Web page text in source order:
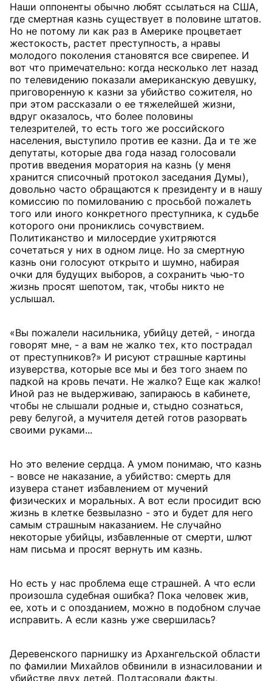
Наши оппоненты обычно любят ссылаться на США,
где смертная казнь существует в половине штатов.
Но не потому ли как раз в Америке процветает
жестокость, растет преступность, а нравы
молодого поколения становятся все свирепее. И
вот что примечательно: когда несколько лет назад
по телевидению показали американскую девушку,
приговоренную к казни за убийство сожителя, но
при этом рассказали о ее тяжелейшей жизни,
вдруг оказалось, что более половины
телезрителей, то есть того же российского
населения, выступило против ее казни. Да и те же
депутаты, которые два года назад голосовали
против введения моратория на казнь (у меня
хранится списочный протокол заседания Думы),
довольно часто обращаются к президенту и в нашу
комиссию по помилованию с просьбой пожалеть
того или иного конкретного преступника, к судьбе
которого они прониклись сочувствием.
Политиканство и милосердие ухитряются
сочетаться у них в одном лице. Но за смертную
казнь они голосуют открыто и шумно, набирая
очки для будущих выборов, а сохранить чью-то
жизнь просят шепотом, так, чтобы никто не
услышал.
«Вы пожалели насильника, убийцу детей, - иногда
говорят мне, - а вам не жалко тех, кто пострадал
от преступников?» И рисуют страшные картины
изуверства, которые все мы и без того знаем по
падкой на кровь печати. Не жалко? Еще как жалко!
Иной раз не выдерживаю, запираюсь в кабинете,
чтобы не слышали родные и, стыдно сознаться,
реву белугой, а мучителя детей готов разорвать
своими руками...
Но это веление сердца. А умом понимаю, что казнь
- вовсе не наказание, а убийство: смерть для
изувера станет избавлением от мучений
физических и моральных. А вот если просидит всю
жизнь в клетке безвылазно - это и будет для него
самым страшным наказанием. Не случайно
некоторые убийцы, избавленные от смерти, шлют
нам письма и просят вернуть им казнь.
Но есть у нас проблема еще страшней. А что если
произошла судебная ошибка? Пока человек жив,
ее, хоть и с опозданием, можно в подобном случае
исправить. А если казнь уже свершилась?
Деревенского парнишку из Архангельской области
по фамилии Михайлов обвинили в изнасиловании и
убийстве двух детей. Подтасовали факты,